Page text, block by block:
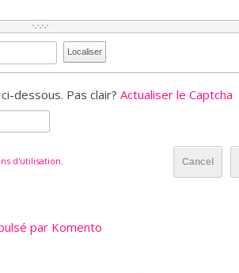
Localiser
dessous. Pas clair? Actualiser le Captcha
Cancel
d'utilisation
par Komento